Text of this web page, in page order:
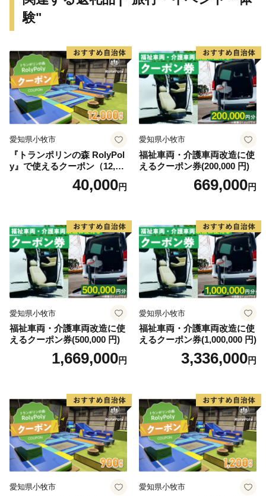
す。
また、本州と比べると歴史が浅く、伝統的な文化や芸能
の人々によって保存・伝承されてきた古式舞踊や本州か
らの移住者によって伝えられた民俗芸能や祭りなど、特
有の歴史・文化が数多く残っています。
こうした本道ならではの独自性とその魅力を活かしなが
ら、幅広い方々と力を合わせて、「輝きつづける北海
道」を目指した取組を進めておりますので、ふるさと納
税を通じて北海道を応援していただけますようお願いい
たします。
験"
愛知県小牧市
『トランポリンの森 RolyPol
y』で使えるクーポン（12,00
40,000円
愛知県小牧市
福祉車両・介護車両改造に使
えるクーポン券(200,000 円)
669,000円
愛知県小牧市
福祉車両・介護車両改造に使
えるクーポン券(500,000 円)
1,669,000円
愛知県小牧市
福祉車両・介護車両改造に使
えるクーポン券(1,000,000 円)
3,336,000円
愛知県小牧市 愛知県小牧市